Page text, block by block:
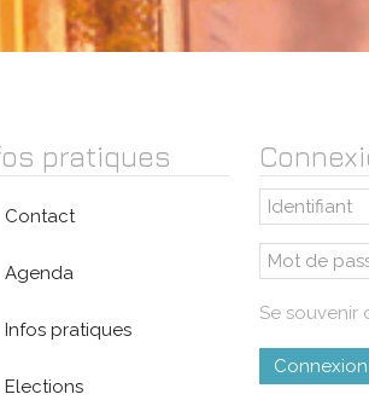
pratiques
Contact
Agenda
Infos pratiques
Elections
Se souvenir
Connexion